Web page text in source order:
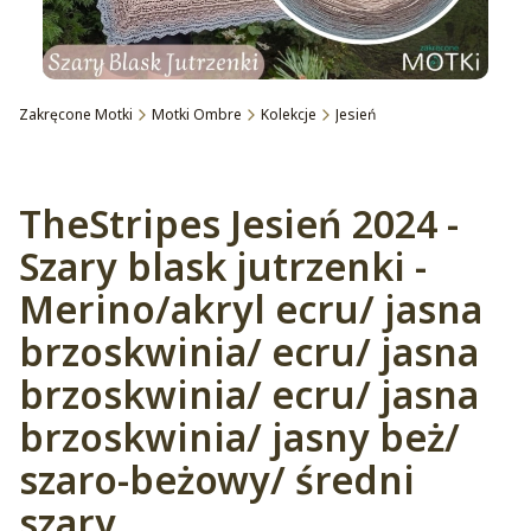
Zakręcone Motki Motki Ombre Kolekcje Jesień
TheStripes Jesień 2024 -
Szary blask jutrzenki -
Merino/akryl ecru/ jasna
brzoskwinia/ ecru/ jasna
brzoskwinia/ ecru/ jasna
brzoskwinia/ jasny beż/
szaro-beżowy/ średni